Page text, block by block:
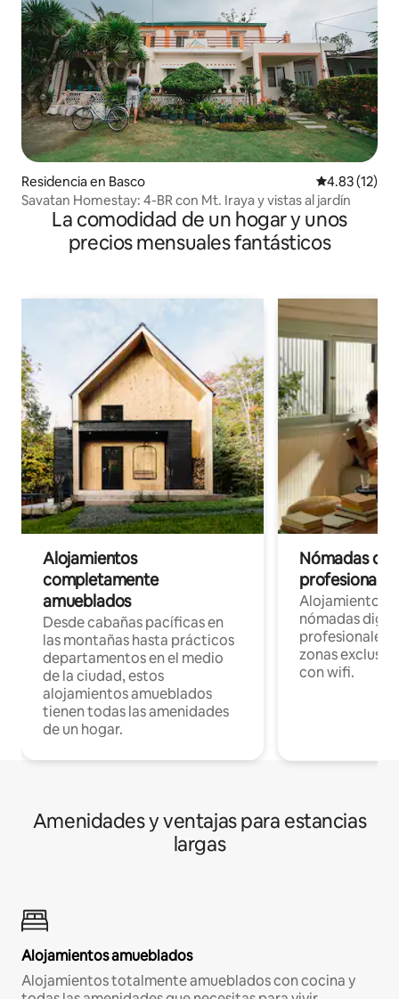
Residencia en Basco Calificación
4.83 (12)
Savatan Homestay: 4-BR con Mt. Iraya y vistas al jardín
La comodidad de un hogar y unos
precios mensuales fantásticos
Alojamientos
completamente
amueblados
Desde cabañas pacíficas en
las montañas hasta prácticos
departamentos en el medio
de la ciudad, estos
alojamientos amueblados
tienen todas las amenidades
de un hogar.
Nómadas
Alojamientos
nómadas
profesionales
zonas
con wifi.
Amenidades y ventajas para estancias
largas
Alojamientos amueblados
Alojamientos totalmente amueblados con cocina y